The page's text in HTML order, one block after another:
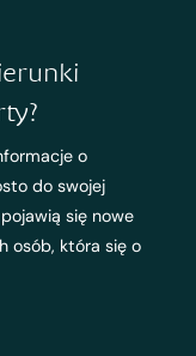
o
do swojej
się nowe
osób, która się o